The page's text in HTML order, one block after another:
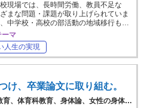
現場では、長時間労働、教員不足な
まな問題・課題が取り上げられていま
中学校・高校の部活動の地域移行も…
ーマ
人生の実現
け、卒業論文に取り組む。
、体育科教育、身体論、女性の身体…